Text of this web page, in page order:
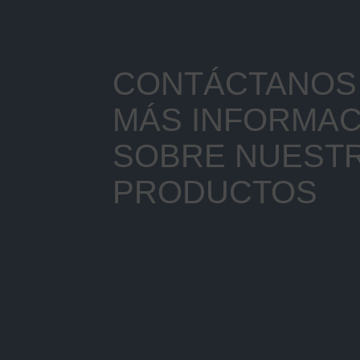
MÁS
SOBRE
PRODUCTOS